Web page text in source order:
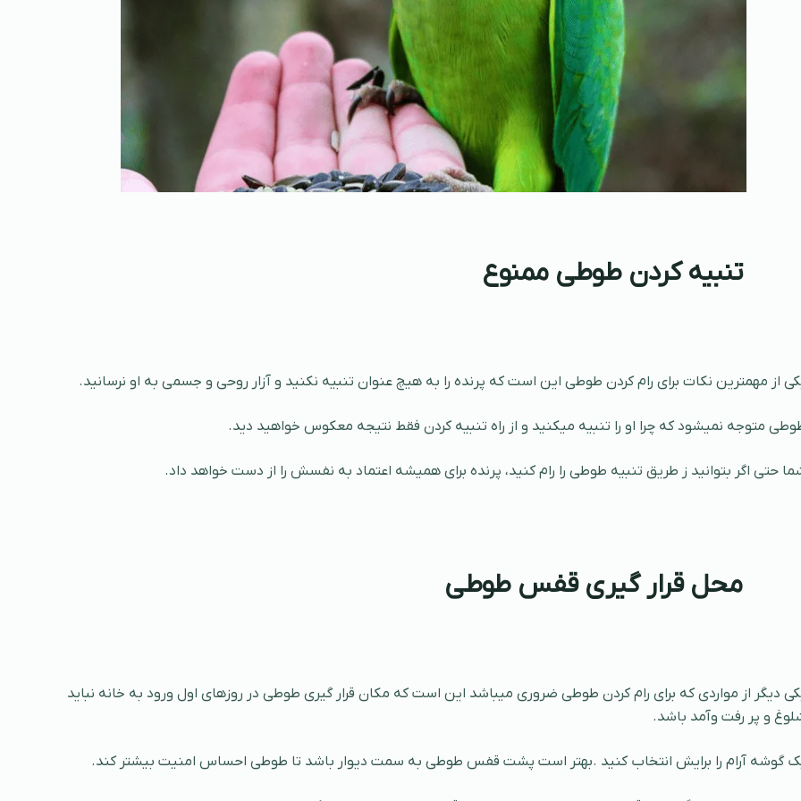
تنبیه کردن طوطی ممنوع
از مهمترین نکات برای رام کردن طوطی این است که پرنده را به هیچ عنوان تنبیه نکنید و آزار روحی و جسمی به او نرسانید.
متوجه نمیشود که چرا او را تنبیه میکنید و از راه تنبیه کردن فقط نتیجه معکوس خواهید دید.
حتی اگر بتوانید ز طریق تنبیه طوطی را رام کنید، پرنده برای همیشه اعتماد به نفسش را از دست خواهد داد.
محل قرار گیری قفس طوطی
دیگر از مواردی که برای رام کردن طوطی ضروری میباشد این است که مکان قرار گیری طوطی در روزهای اول ورود به خانه نباید
و پر رفت وآمد باشد.
گوشه آرام را برایش انتخاب کنید .بهتر است پشت قفس طوطی به سمت دیوار باشد تا طوطی احساس امنیت بیشتر کند.